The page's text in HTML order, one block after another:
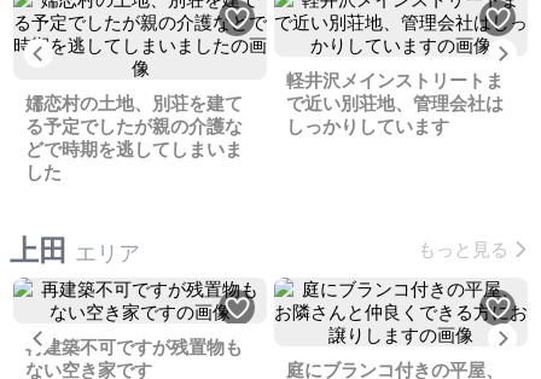
Previous
嬬恋村の土地、別荘を建て
る予定でしたが親の介護な
どで時期を逃してしまいま
した
軽井沢メインストリートま
で近い別荘地、管理会社は
しっかりしています
上田 エリア もっと見る
Previous
再建築不可ですが残置物も
ない空き家です
庭にブランコ付きの平屋、